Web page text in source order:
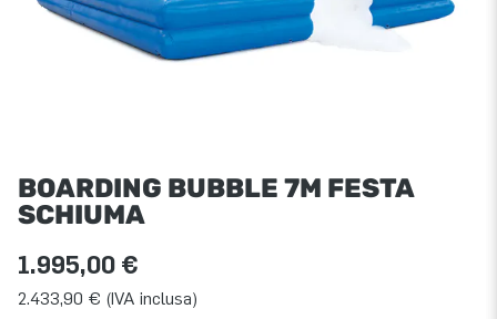
BOARDING BUBBLE 7M FESTA
SCHIUMA
1.995,00 €
2.433,90 € (IVA inclusa)